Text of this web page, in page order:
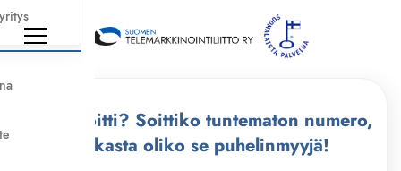
Kuka soitti? Soittiko tuntematon numero,
tarkasta oliko se puhelinmyyjä!